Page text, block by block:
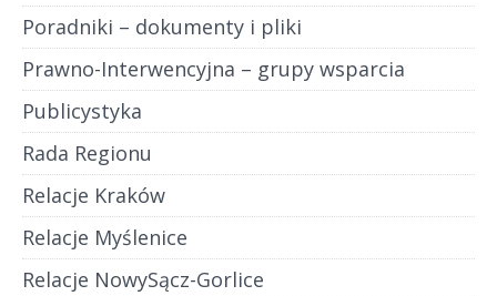
Poradniki – dokumenty i pliki
Prawno-Interwencyjna – grupy wsparcia
Publicystyka
Rada Regionu
Relacje Kraków
Relacje Myślenice
Relacje NowySącz-Gorlice